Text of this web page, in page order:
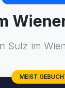
Sulz im
MEIST